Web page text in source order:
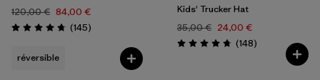
120,00 € 84,00 €
Évaluation: 4.7 / 5
(145Avis
)
réversible
Kids' Trucker Hat
35,00 € 24,00 €
Évaluation: 4.7 / 5
(148Avis
)